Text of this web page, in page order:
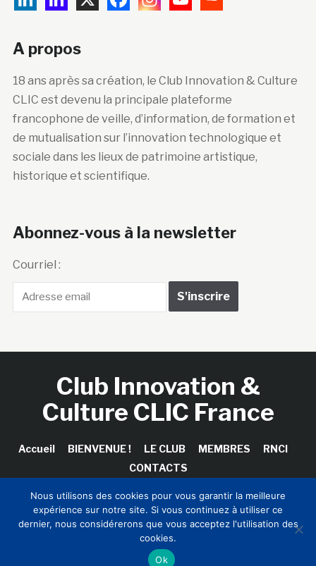
A propos
18 ans après sa création, le Club Innovation & Culture
CLIC est devenu la principale plateforme
francophone de veille, d’information, de formation et
de mutualisation sur l’innovation technologique et
sociale dans les lieux de patrimoine artistique,
historique et scientifique.
Abonnez-vous à la newsletter
Courriel :
Club Innovation &
Culture CLIC France
Accueil BIENVENUE ! LE CLUB MEMBRES
RNCI
CONTACTS
Copyright © 2026 Club Innovation & Culture CLIC France /
Sinapses Conseils
Nous utilisons des cookies pour vous garantir la meilleure
expérience sur notre site. Si vous continuez à utiliser ce
dernier, nous considérerons que vous acceptez l'utilisation des
cookies.
Ok